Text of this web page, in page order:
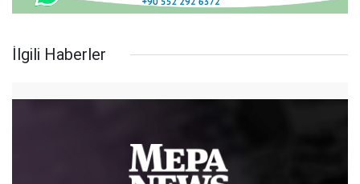
İlgili Haberler